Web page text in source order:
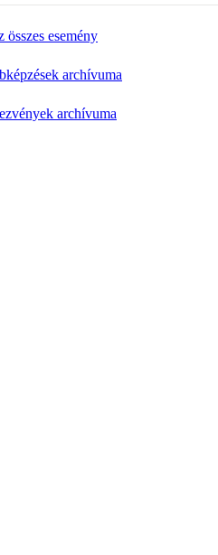
összes esemény
archívuma
archívuma